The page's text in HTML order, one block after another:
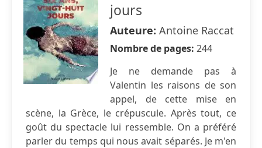
jours
Auteure: Antoine Raccat
Nombre de pages: 244
Je ne demande pas à
Valentin les raisons de son
appel, de cette mise en
scène, la Grèce, le crépuscule. Après tout, ce
goût du spectacle lui ressemble. On a préféré
parler du temps qui nous avait séparés. Je m'en